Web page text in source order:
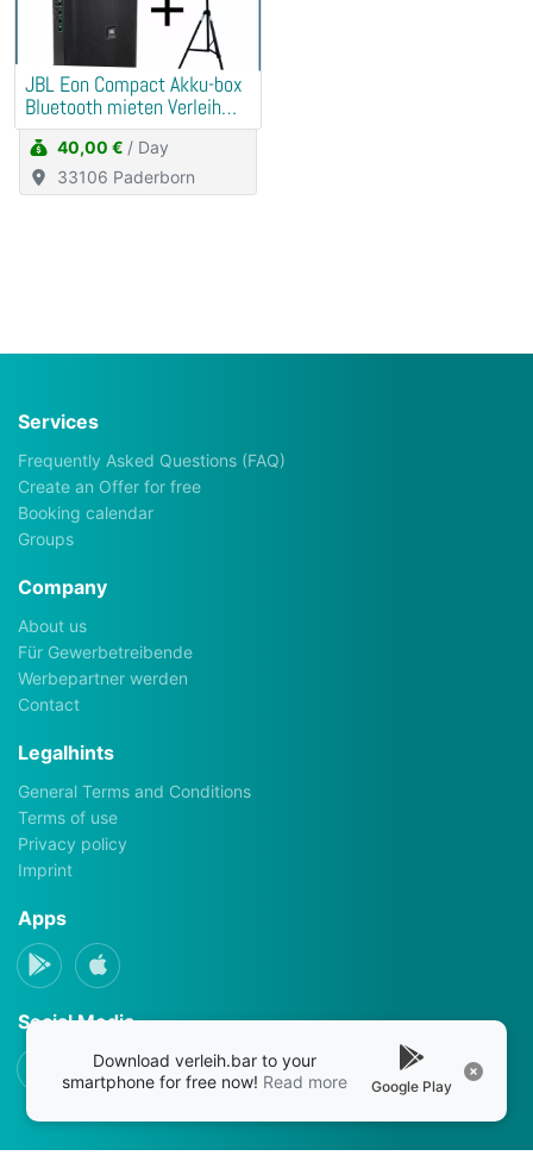
JBL Eon Compact Akku-box
Bluetooth mieten Verleih
(Traurede, Demo)
40,00 € / Day
33106 Paderborn
Services
Frequently Asked Questions (FAQ)
Create an Offer for free
Booking calendar
Groups
Company
About us
Für Gewerbetreibende
Werbepartner werden
Contact
Legalhints
General Terms and Conditions
Terms of use
Privacy policy
Imprint
Apps
Social Media
Download verleih.bar to your
smartphone for free now! Read more Google Play